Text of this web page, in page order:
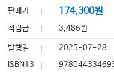
판매가
174,300원
적립금 3,486원
발행일 2025-07-28
ISBN13